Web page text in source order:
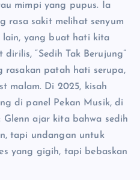
mimpi yang pupus. Ia
rasa sakit melihat senyum
yang buat hati kita
“Sedih Tak Berujung”
rasakan patah hati serupa,
malam. Di 2025, kisah
di panel Pekan Musik, di
Glenn ajar kita bahwa sedih
tapi undangan untuk
yang gigih, tapi bebaskan